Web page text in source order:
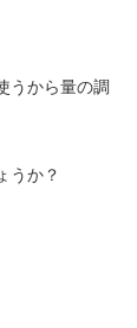
うから量の調
うか？